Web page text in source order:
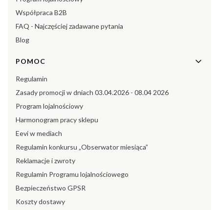
Współpraca B2B
FAQ - Najczęściej zadawane pytania
Blog
POMOC
Regulamin
Zasady promocji w dniach 03.04.2026 - 08.04 2026
Program lojalnościowy
Harmonogram pracy sklepu
Eevi w mediach
Regulamin konkursu „Obserwator miesiąca”
Reklamacje i zwroty
Regulamin Programu lojalnościowego
Bezpieczeństwo GPSR
Koszty dostawy